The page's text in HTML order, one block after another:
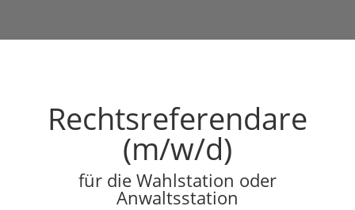
Rechtsreferendare
(m/w/d)
für die Wahlstation oder
Anwaltsstation